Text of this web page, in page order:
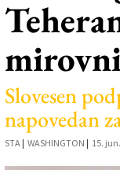
Šport
Še
Vreme
V Kioskih
Slovesen
napovedan
STA | WASHINGTON | 15.